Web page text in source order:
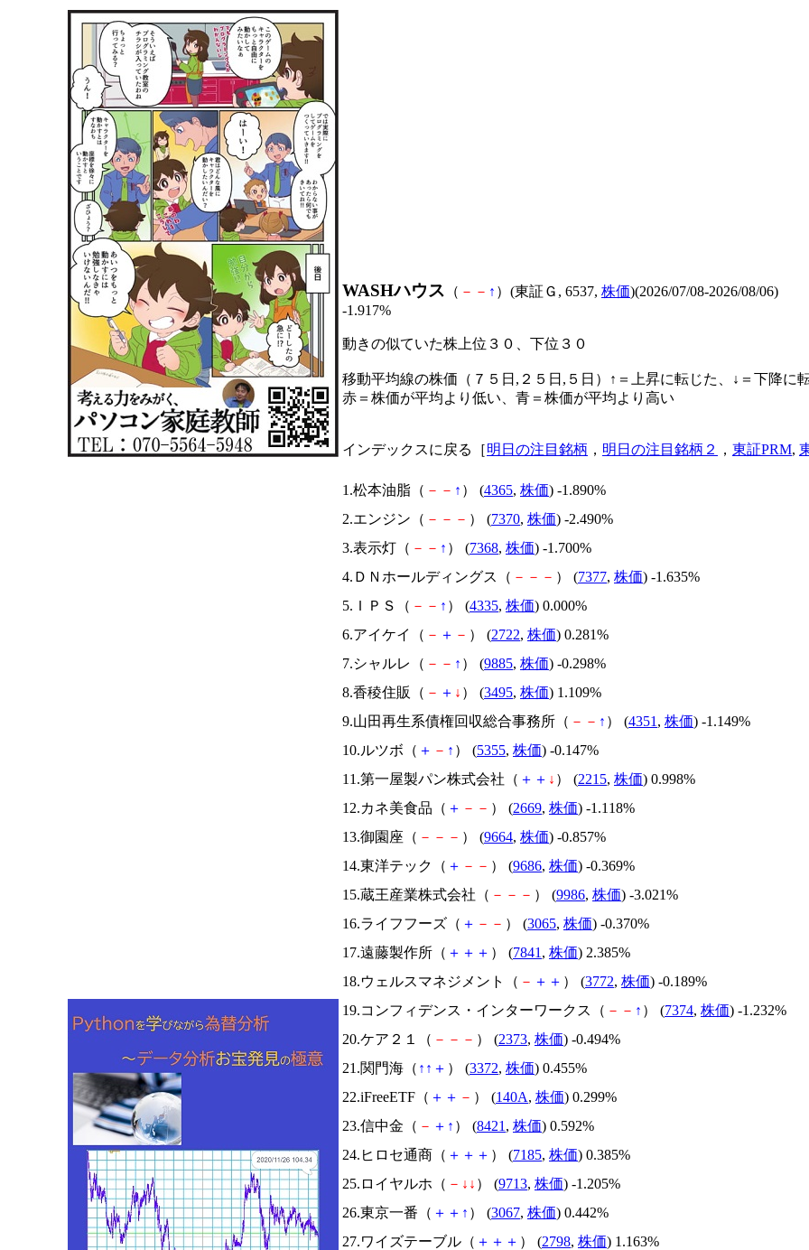
WASHハウス （ － － ↑ ）(東証Ｇ, 6537, 株価)(2026/07/08-2026/08/06)
-1.917%
動きの似ていた株上位３０、下位３０
移動平均線の株価（７５日,２５日,５日）↑＝上昇に転じた、↓＝下降に
赤＝株価が平均より低い、青＝株価が平均より高い
インデックスに戻る［明日の注目銘柄 ， 明日の注目銘柄２ ， 東証PRM,
1.松本油脂（ － － ↑ ） (4365, 株価) -1.890%
2.エンジン（ － － － ） (7370, 株価) -2.490%
3.表示灯（ － － ↑ ） (7368, 株価) -1.700%
4.ＤＮホールディングス（ － － － ） (7377, 株価) -1.635%
5.ＩＰＳ（ － － ↑ ） (4335, 株価) 0.000%
6.アイケイ（ － ＋ － ） (2722, 株価) 0.281%
7.シャルレ（ － － ↑ ） (9885, 株価) -0.298%
8.香稜住販（ － ＋ ↓ ） (3495, 株価) 1.109%
9.山田再生系債権回収総合事務所（ － － ↑ ） (4351 , 株価) -1.149%
10.ルツボ（ ＋ － ↑ ） (5355, 株価) -0.147%
11.第一屋製パン株式会社（ ＋ ＋ ↓ ） (2215, 株価) 0.998%
12.カネ美食品（ ＋ － － ） (2669, 株価) -1.118%
13.御園座（ － － － ） (9664, 株価) -0.857%
14.東洋テック（ ＋ － － ） (9686, 株価) -0.369%
15.蔵王産業株式会社（ － － － ） (9986, 株価) -3.021%
16.ライフフーズ（ ＋ － － ） (3065, 株価) -0.370%
17.遠藤製作所（ ＋ ＋ ＋ ） (7841 , 株価) 2.385%
18.ウェルスマネジメント（ － ＋ ＋ ） (3772, 株価) -0.189%
19.コンフィデンス・インターワークス（ － － ↑ ） (7374, 株価) -1.232%
20.ケア２１（ － － － ） (2373, 株価) -0.494%
21.関門海（ ↑ ↑ ＋ ） (3372, 株価) 0.455%
22.iFreeETF（ ＋ ＋ － ） (140A, 株価) 0.299%
23.信中金（ － ＋ ↑ ） (8421 , 株価) 0.592%
24.ヒロセ通商（ ＋ ＋ ＋ ） (7185, 株価) 0.385%
25.ロイヤルホ（ － ↓ ↓ ） (9713, 株価) -1.205%
26.東京一番（ ＋ ＋ ↑ ） (3067, 株価) 0.442%
27.ワイズテーブル（ ＋ ＋ ＋ ） (2798, 株価) 1.163%